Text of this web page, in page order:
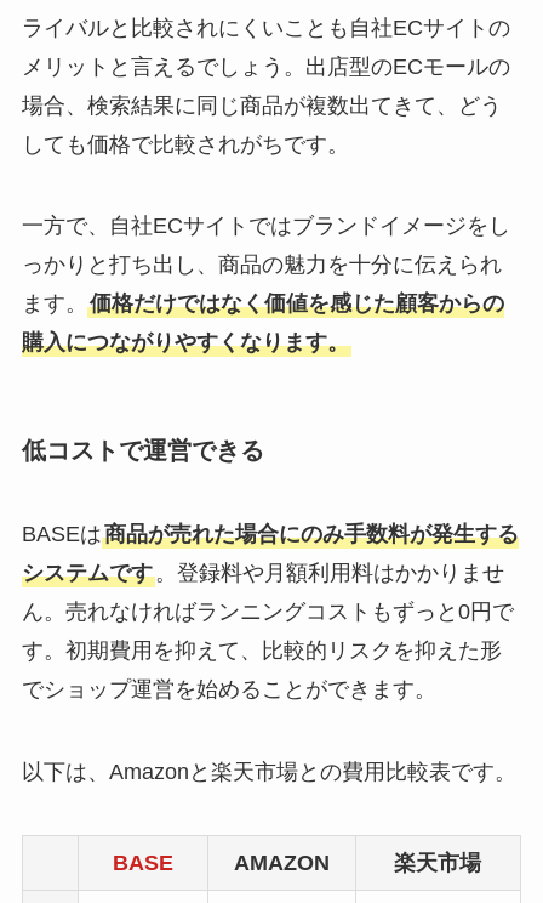
ライバルと比較されにくいことも自社ECサイトの
メリットと言えるでしょう。出店型のECモールの
場合、検索結果に同じ商品が複数出てきて、どう
しても価格で比較されがちです。
一方で、自社ECサイトではブランドイメージをし
っかりと打ち出し、商品の魅力を十分に伝えられ
ます。 価格だけではなく価値を感じた顧客からの
購入につながりやすくなります。
低コストで運営できる
BASEは商品が売れた場合にのみ手数料が発生する
システムです。登録料や月額利用料はかかりませ
ん。売れなければランニングコストもずっと0円で
す。初期費用を抑えて、比較的リスクを抑えた形
でショップ運営を始めることができます。
以下は、Amazonと楽天市場との費用比較表です。
BASE AMAZON 楽天市場